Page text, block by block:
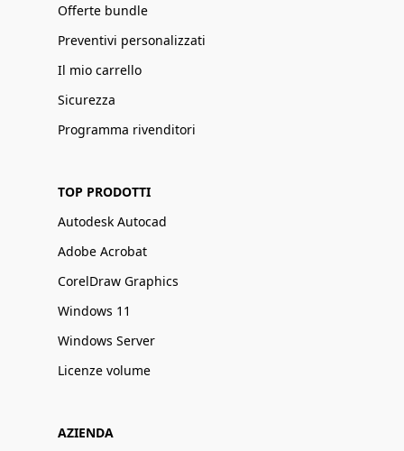
Offerte bundle
Preventivi personalizzati
Il mio carrello
Sicurezza
Programma rivenditori
TOP PRODOTTI
Autodesk Autocad
Adobe Acrobat
CorelDraw Graphics
Windows 11
Windows Server
Licenze volume
AZIENDA